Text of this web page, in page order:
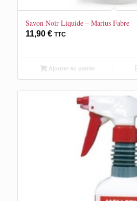
Savon Noir Liquide – Marius Fabre
11,90 € TTC
Ajouter au panier